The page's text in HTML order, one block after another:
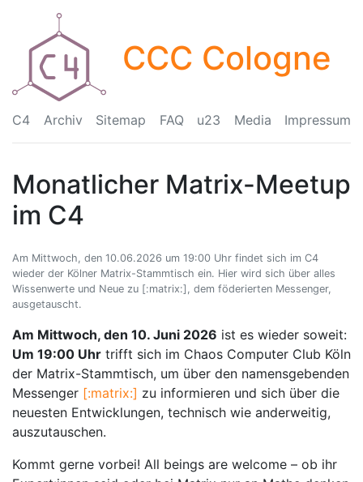
CCC Cologne
C4 Archiv Sitemap FAQ u23 Media Impressum
Monatlicher Matrix-Meetup
im C4
Am Mittwoch, den 10.06.2026 um 19:00 Uhr findet sich im C4
wieder der Kölner Matrix-Stammtisch ein. Hier wird sich über alles
Wissenwerte und Neue zu [:matrix:], dem föderierten Messenger,
ausgetauscht.
Am Mittwoch, den 10. Juni 2026 ist es wieder soweit:
Um 19:00 Uhr trifft sich im Chaos Computer Club Köln
der Matrix-Stammtisch, um über den namensgebenden
Messenger [:matrix:] zu informieren und sich über die
neuesten Entwicklungen, technisch wie anderweitig,
auszutauschen.
Kommt gerne vorbei! All beings are welcome – ob ihr